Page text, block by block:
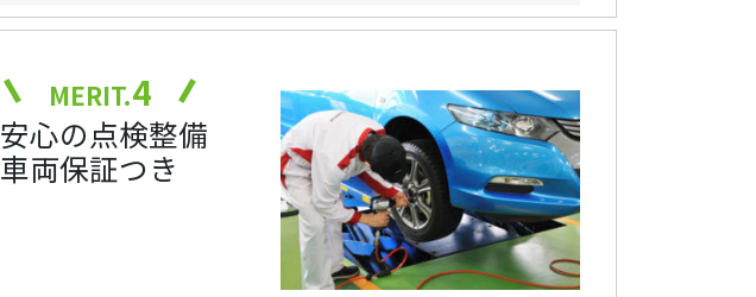
MERIT.4
安心の点検整備
車両保証つき